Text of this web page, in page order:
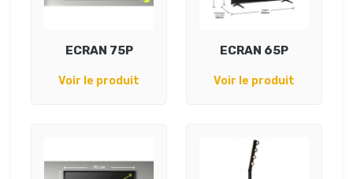
ECRAN 75P
Voir le produit
ECRAN 65P
Voir le produit